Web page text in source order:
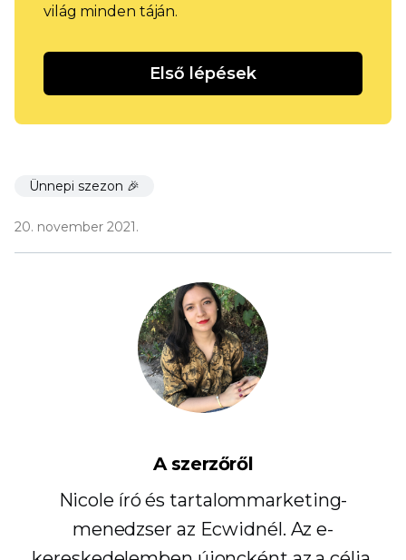
világ minden táján.
Első lépések
Ünnepi szezon 🎉
20. november 2021.
A szerzőről
Nicole író és tartalommarketing-
menedzser az Ecwidnél. Az e-